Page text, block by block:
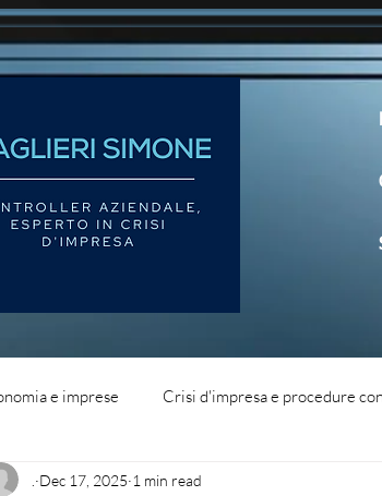
e imprese Crisi d'impresa e procedure
Blog - liquidità aziendale
Dec 17, 2025 1 min read